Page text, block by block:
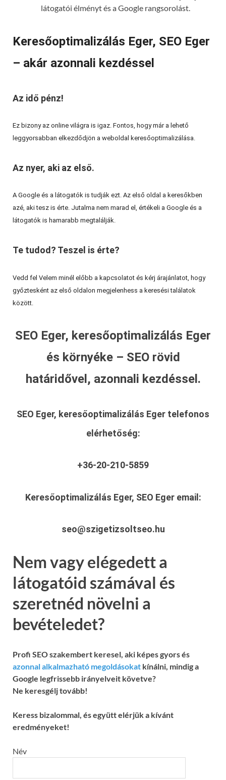
látogatói élményt és a Google rangsorolást.
Keresőoptimalizálás Eger, SEO Eger
– akár azonnali kezdéssel
Az idő pénz!
Ez bizony az online világra is igaz. Fontos, hogy már a lehető
leggyorsabban elkezdődjön a weboldal keresőoptimalizálása.
Az nyer, aki az első.
A Google és a látogatók is tudják ezt. Az első oldal a keresőkben
azé, aki tesz is érte. Jutalma nem marad el, értékeli a Google és a
látogatók is hamarabb megtalálják.
Te tudod? Teszel is érte?
Vedd fel Velem minél előbb a kapcsolatot és kérj árajánlatot, hogy
győztesként az első oldalon megjelenhess a keresési találatok
között.
SEO Eger, keresőoptimalizálás Eger
és környéke – SEO rövid
határidővel, azonnali kezdéssel.
SEO Eger, keresőoptimalizálás Eger telefonos
elérhetőség:
+36-20-210-5859
Keresőoptimalizálás Eger, SEO Eger email:
seo@szigetizsoltseo.hu
Nem vagy elégedett a
látogatóid számával és
szeretnéd növelni a
bevételedet?
Profi SEO szakembert keresel, aki képes gyors és
azonnal alkalmazható megoldásokat kínálni, mindig a
Google legfrissebb irányelveit követve?
Ne keresgélj tovább!
Keress bizalommal, és együtt elérjük a kívánt
eredményeket!
Név